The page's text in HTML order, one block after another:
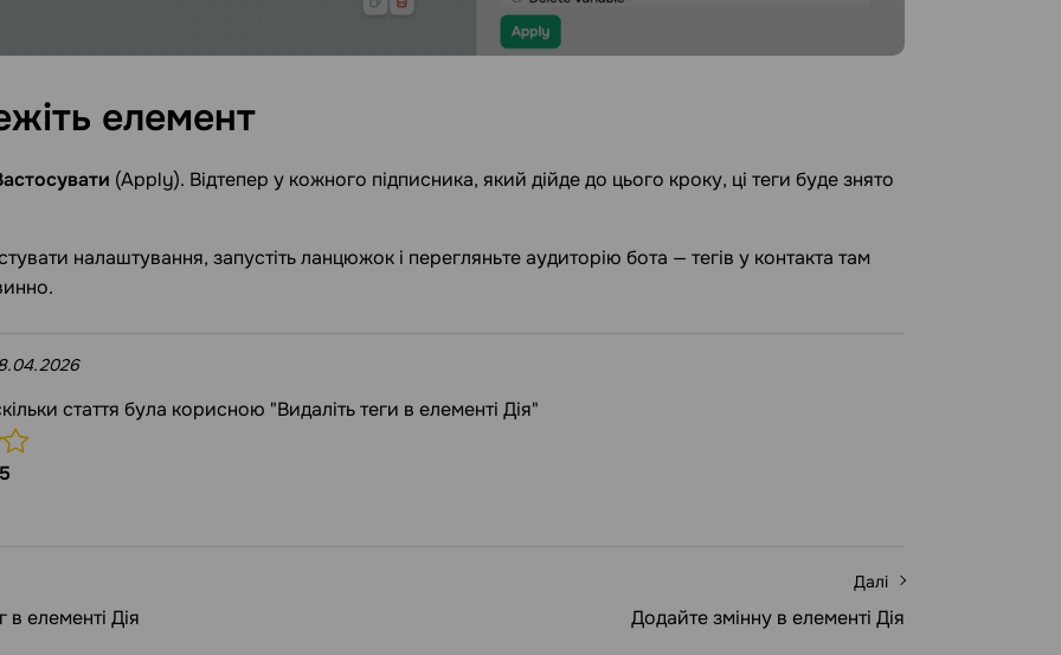
елемент
(Apply). Відтепер у кожного підписника, який дійде до цього кроку, ці теги буде знято
налаштування, запустіть ланцюжок і перегляньте аудиторію бота — тегів у контакта там
стаття була корисною "Видаліть теги в елементі Дія"
5
в елементі Дія
Далі
Додайте змінну в елементі Дія